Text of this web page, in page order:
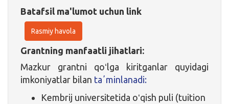
Batafsil ma'lumot uchun link
Rasmiy havola
Grantning manfaatli jihatlari:
Mazkur grantni qoʻlga kiritganlar quyidagi
imkoniyatlar bilan taʼminlanadi:
Kembrij universitetida oʻqish puli (tuition